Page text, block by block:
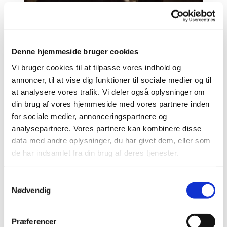
Denne hjemmeside bruger cookies
Vi bruger cookies til at tilpasse vores indhold og
annoncer, til at vise dig funktioner til sociale medier og til
at analysere vores trafik. Vi deler også oplysninger om
din brug af vores hjemmeside med vores partnere inden
for sociale medier, annonceringspartnere og
analysepartnere. Vores partnere kan kombinere disse
data med andre oplysninger, du har givet dem, eller som
de har indsamlet fra din brug af deres tjenester.
Nødvendig
Præferencer
C. F. Hansen malet af Friedrich Carl Gröger i 1830
Noget af det, der har betydet mest for Vor Frue Kirke, er
placeringen af en antik bygning som Pantheon, der ligger
på den gamle Marsmark, der udgør Roms centrale og
tætbebyggede bycentrum. Selve bygningen, hvis navn
betyder templet for alle guder, giver svar på de helt
grundlæggende problemer i arkitekturen, nemlig
sammenføjningen af basiselementerne cylinder, kuppel
og kubus. Samtidig var det af afgørende betydning, at
fornemt en sådan bygning kunne virke i en tæt og